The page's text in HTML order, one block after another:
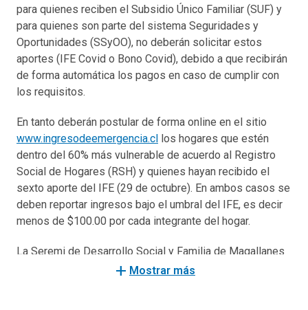
para quienes reciben el Subsidio Único Familiar (SUF) y
para quienes son parte del sistema Seguridades y
Oportunidades (SSyOO), no deberán solicitar estos
aportes (IFE Covid o Bono Covid), debido a que recibirán
de forma automática los pagos en caso de cumplir con
los requisitos.
En tanto deberán postular de forma online en el sitio
www.ingresodeemergencia.cl los hogares que estén
dentro del 60% más vulnerable de acuerdo al Registro
Social de Hogares (RSH) y quienes hayan recibido el
sexto aporte del IFE (29 de octubre). En ambos casos se
deben reportar ingresos bajo el umbral del IFE, es decir
menos de $100.00 por cada integrante del hogar.
La Seremi de Desarrollo Social y Familia de Magallanes
y la Antártica Chilena subrogante, Catalina Alarcón,
add Mostrar más